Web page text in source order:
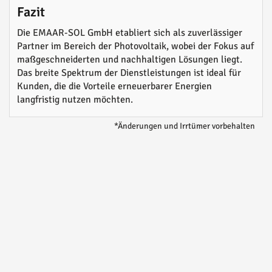
Fazit
Die EMAAR-SOL GmbH etabliert sich als zuverlässiger
Partner im Bereich der Photovoltaik, wobei der Fokus auf
maßgeschneiderten und nachhaltigen Lösungen liegt.
Das breite Spektrum der Dienstleistungen ist ideal für
Kunden, die die Vorteile erneuerbarer Energien
langfristig nutzen möchten.
*Änderungen und Irrtümer vorbehalten